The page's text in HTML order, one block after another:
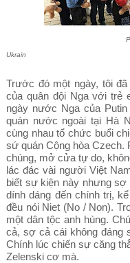
Phim
Ukrain
Trước đó một ngày, tôi
của quân đội Nga với trẻ
ngày nước Nga của
quán nước ngoài tại Hà
cùng nhau tổ chức buổi
sứ quán Cộng hòa Czech.
chúng, mở cửa tự do,
lác đác vài người Việt
biết sự kiện này nhưng
dính dáng đến chính trị,
đều nói Niet (No / Non).
một dân tộc anh hùng.
cả, sợ cả cái không đáng
Chính lúc chiến sự căng
Zelenski cơ mà.